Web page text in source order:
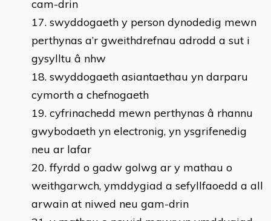
cam-drin
swyddogaeth y person dynodedig mewn
perthynas a’r gweithdrefnau adrodd a sut i
gysylltu â nhw
swyddogaeth asiantaethau yn darparu
cymorth a chefnogaeth
cyfrinachedd mewn perthynas â rhannu
gwybodaeth yn electronig, yn ysgrifenedig
neu ar lafar
ffyrdd o gadw golwg ar y mathau o
weithgarwch, ymddygiad a sefyllfaoedd a all
arwain at niwed neu gam-drin